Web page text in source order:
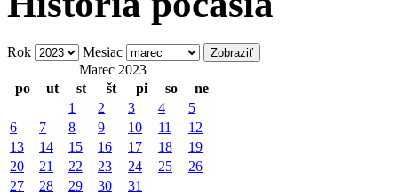
Rok
Mesiac
Marec 2023
po
ut st št pi so ne
1 2 3 4
5
6
7 8 9 10 11
12
13
14 15 16 17 18
19
20
21 22 23 24 25
26
27
28 29 30 31